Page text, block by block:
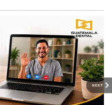
NEXT